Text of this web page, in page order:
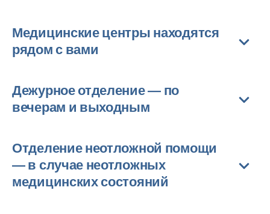
Медицинские центры находятся
рядом с вами
Дежурное отделение — по
вечерам и выходным
Отделение неотложной помощи
— в случае неотложных
медицинских состояний